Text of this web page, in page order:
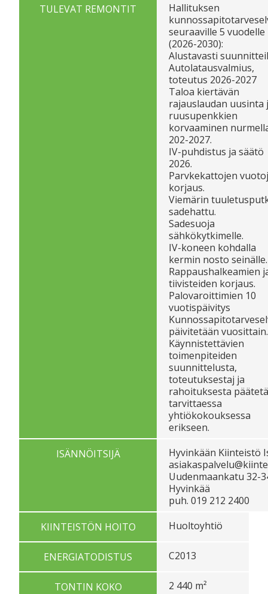
TULEVAT REMONTIT
Hallituksen
seuraaville 5 vuodelle
(2026-2030):
Alustavasti
Autolatausvalmius,
toteutus 2026-2027
Taloa kiertävän
rajauslaudan uusinta
ruusupenkkien
korvaaminen
202-2027.
IV-puhdistus ja säätö
2026.
Parvkekattojen
korjaus.
Viemärin
sadehattu.
Sadesuoja
sähkökytkimelle.
IV-koneen kohdalla
kermin nosto seinälle.
Rappaushalkeamien
tiivisteiden korjaus.
Palovaroittimien 10
vuotispäivitys
päivitetään vuosittain.
Käynnistettävien
toimenpiteiden
suunnittelusta,
toteutuksestaj ja
rahoituksesta
tarvittaessa
yhtiökokouksessa
erikseen.
ISÄNNÖITSIJÄ
Hyvinkään Kiinteistö
Uudenmaankatu 32-
Hyvinkää
puh. 019 212 2400
KIINTEISTÖN HOITO
Huoltoyhtiö
ENERGIATODISTUS C2013
TONTIN KOKO 2 440 m²